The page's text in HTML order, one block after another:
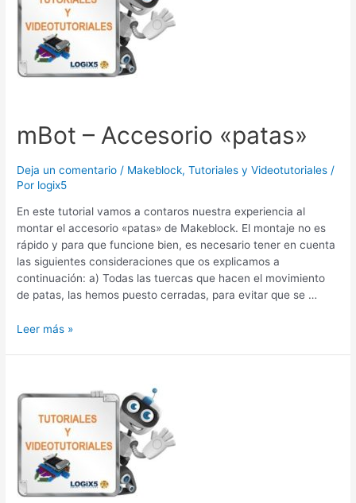
mBot – Accesorio «patas»
Deja un comentario / Makeblock,Tutoriales y Videotutoriales /
Por logix5
En este tutorial vamos a contaros nuestra experiencia al
montar el accesorio «patas» de Makeblock. El montaje no es
rápido y para que funcione bien, es necesario tener en cuenta
las siguientes consideraciones que os explicamos a
continuación: a) Todas las tuercas que hacen el movimiento
de patas, las hemos puesto cerradas, para evitar que se …
«patas»
Leer más »
de
Infrarrojos
en
MRT3
para
poder
seguir